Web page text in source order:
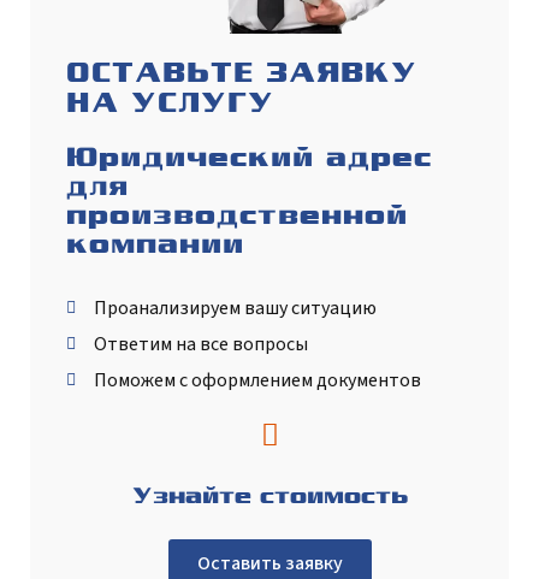
ОСТАВЬТЕ ЗАЯВКУ
НА УСЛУГУ
Юридический адрес
для
производственной
компании
Проанализируем вашу ситуацию
Ответим на все вопросы
Поможем с оформлением документов
Узнайте стоимость
Оставить заявку